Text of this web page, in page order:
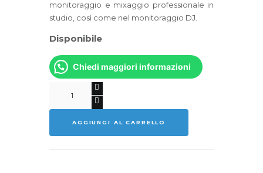
monitoraggio e mixaggio professionale in
studio, così come nel monitoraggio DJ.
Disponibile
Chiedi maggiori informazioni
TECHNICA
ATH-
quantità
AGGIUNGI AL CARRELLO